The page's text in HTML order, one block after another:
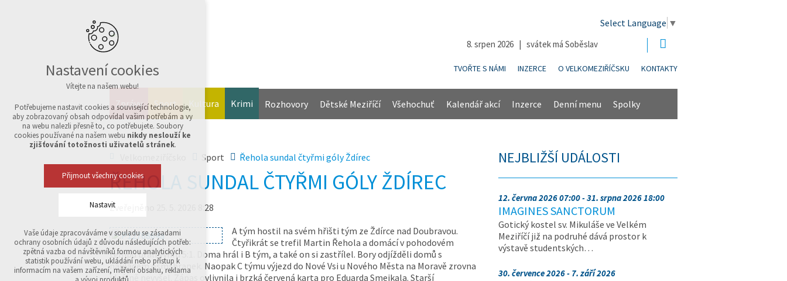
Select Language ▼
8. srpen 2026 | svátek má Soběslav
TVOŘTE S NÁMI INZERCE O VELKOMEZIŘÍČSKU KONTAKTY
Zprávy Sport Kultura Krimi Rozhovory Dětské Meziříčí Všehochuť Kalendář akcí Inzerce Denní menu Spolky
Sport Řehola sundal čtyřmi góly Ždírec
ŘEHOLA SUNDAL ČTYŘMI GÓLY ŽDÍREC
Zveřejněno 25. 5. 2026 8:28
A tým hostil na svém hřišti tým ze Ždírce nad Doubravou.
Čtyřikrát se trefil Martin Řehola a domácí v pohodovém
tempu brali výhru 5:1. Doma hrál i B tým, a také on si zastřílel. Bory odjížděli domů s
nákladem osmi branek. Naopak C týmu výjezd do Nové Vsi u Nového Města na Moravě zrovna
ideálně nevyšel. Zápas ovlivnila i brzká červená karta pro Eduarda Smejkala. Starší
NEJBLIŽŠÍ UDÁLOSTI
12. června 2026 07:00 - 31. srpna 2026 18:00
IMAGINES SANCTORUM
Gotický kostel sv. Mikuláše ve Velkém
Meziříčí již na podruhé dává prostor k
výstavě studentských…
30. července 2026 - 7. září 2026
Nastavení cookies
Vítejte na našem webu!
Potřebujeme nastavit cookies a související technologie,
aby zobrazovaný obsah odpovídal vašim potřebám a vy
na webu nalezli přesně to, co potřebujete. Soubory
cookies používané na našem webu nikdy neslouží ke
zjišťování totožnosti uživatelů stránek.
Přijmout všechny cookies
Nastavit
Technická cookies
nutná pro provozování webu
udržení kontextu stránek (session): případná
přihlášení, volby jazyka, apod.
Vaše údaje zpracováváme v souladu se zásadami
ochrany osobních údajů z důvodu následujících potřeb:
zpětná vazba od návštěvníků formou analytických
statistik používání webu, ukládání nebo přístup k
informacím na vašem zařízení, měření obsahu, reklama